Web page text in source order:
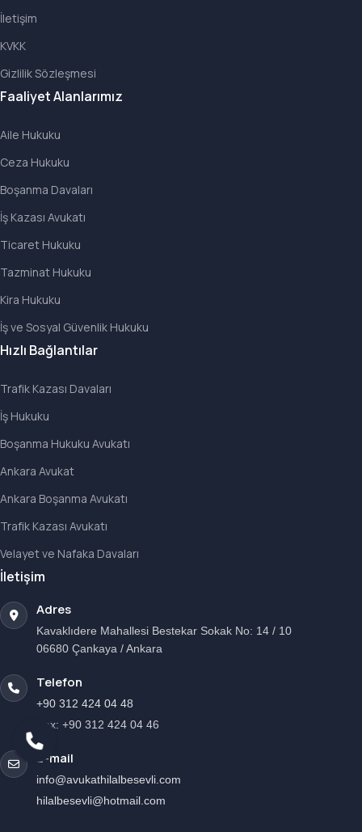
İletişim
KVKK
Gizlilik Sözleşmesi
Faaliyet Alanlarımız
Aile Hukuku
Ceza Hukuku
Boşanma Davaları
İş Kazası Avukatı
Ticaret Hukuku
Tazminat Hukuku
Kira Hukuku
İş ve Sosyal Güvenlik Hukuku
Hızlı Bağlantılar
Trafik Kazası Davaları
İş Hukuku
Boşanma Hukuku Avukatı
Ankara Avukat
Ankara Boşanma Avukatı
Trafik Kazası Avukatı
Velayet ve Nafaka Davaları
İletişim
Adres
Kavaklıdere Mahallesi Bestekar Sokak No: 14 / 10
06680 Çankaya / Ankara
Telefon
+90 312 424 04 48
Fax: +90 312 424 04 46
E-mail
info@avukathilalbesevli.com
hilalbesevli@hotmail.com